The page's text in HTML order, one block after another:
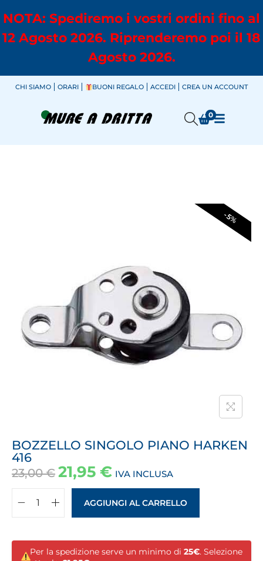
NOTA: Spediremo i vostri ordini fino al
12 Agosto 2026. Riprenderemo poi il 18
Agosto 2026.
CHI SIAMO ORARI BUONI REGALO ACCEDI CREA UN ACCOUNT
0
-5%
BOZZELLO SINGOLO PIANO HARKEN
416
23,00€ 21,95 € IVA INCLUSA
AGGIUNGI AL CARRELLO
Per la spedizione serve un minimo di 25€. Selezione